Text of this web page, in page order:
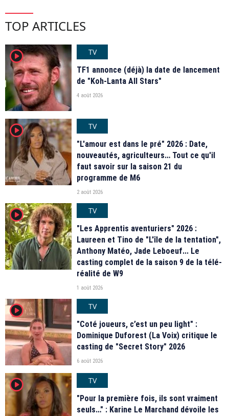
TOP ARTICLES
player2
TV
TF1 annonce (déjà) la date de lancement
de "Koh-Lanta All Stars"
4 août 2026
player2
TV
"L'amour est dans le pré" 2026 : Date,
nouveautés, agriculteurs… Tout ce qu'il
faut savoir sur la saison 21 du
programme de M6
2 août 2026
player2
TV
"Les Apprentis aventuriers" 2026 :
Laureen et Tino de "L'île de la tentation",
Anthony Matéo, Jade Leboeuf... Le
casting complet de la saison 9 de la télé-
réalité de W9
1 août 2026
player2
TV
"Coté joueurs, c’est un peu light" :
Dominique Duforest (La Voix) critique le
casting de "Secret Story" 2026
6 août 2026
player2
TV
"Pour la première fois, ils sont vraiment
seuls…" : Karine Le Marchand dévoile les